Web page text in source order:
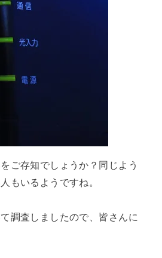
ご存知でしょうか？同じよう
もいるようですね。
調査しましたので、皆さんに